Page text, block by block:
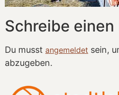
Schreibe
Du musst angemeldet sein,
abzugeben.